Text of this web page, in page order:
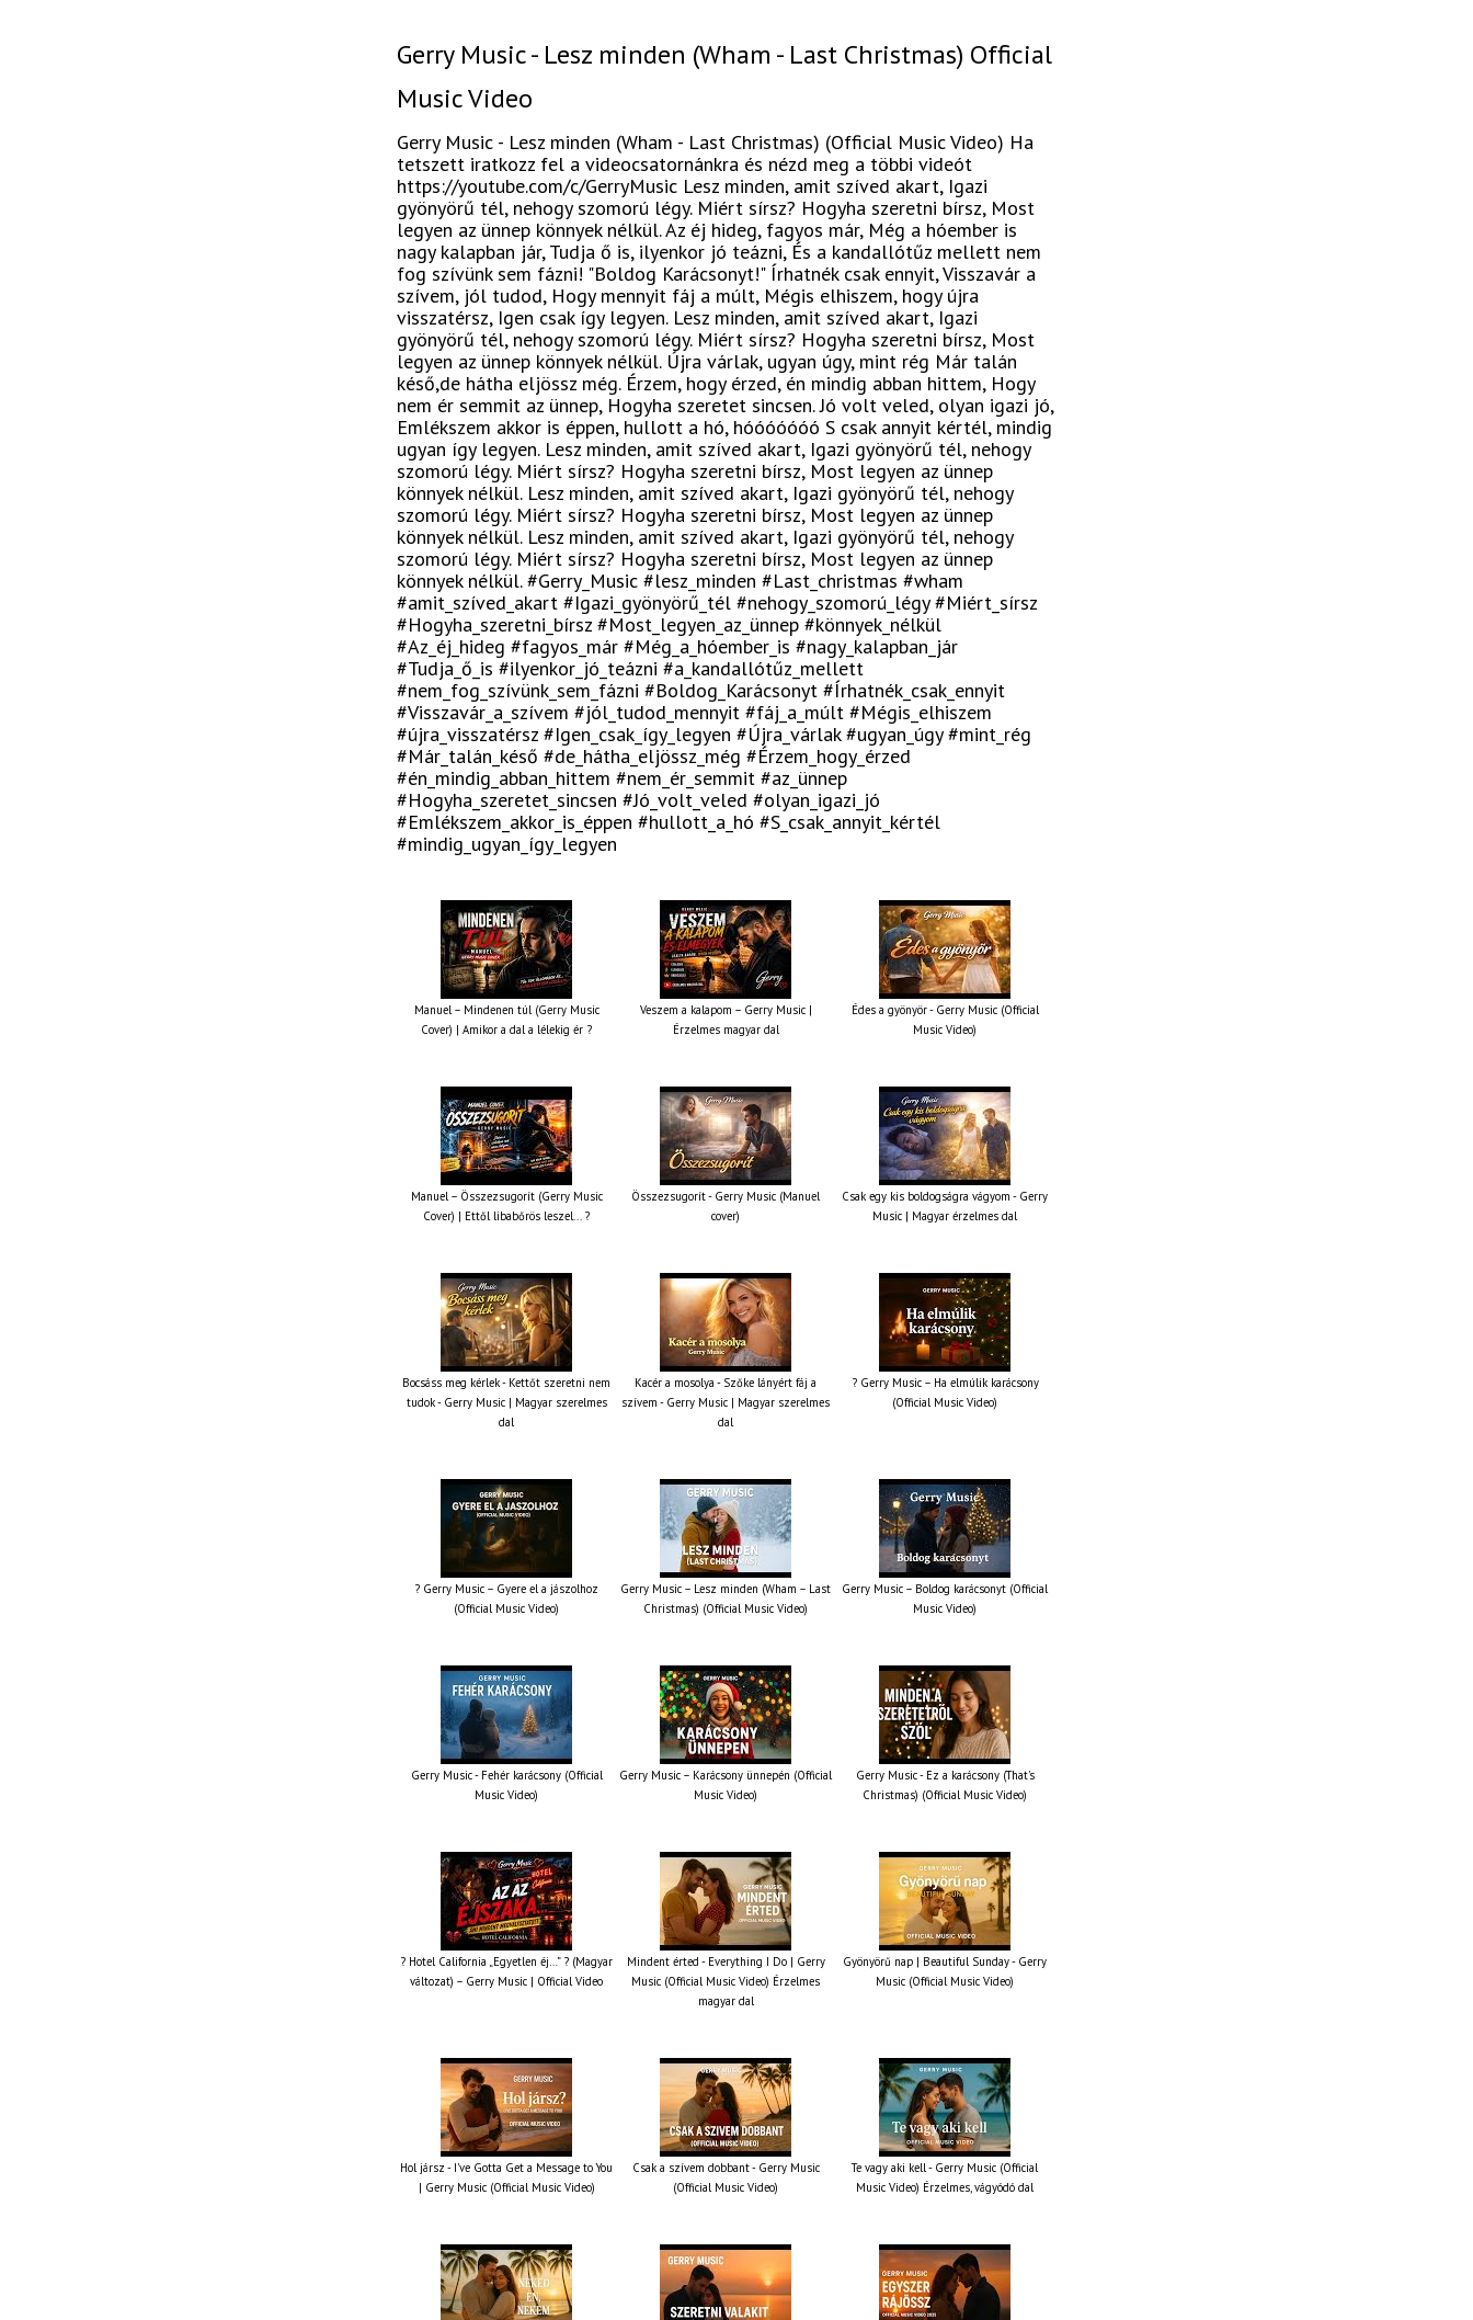
Gerry Music - Lesz minden (Wham - Last Christmas) Official
Music Video
Gerry Music - Lesz minden (Wham - Last Christmas) (Official Music Video) Ha
tetszett iratkozz fel a videocsatornánkra és nézd meg a többi videót
https://youtube.com/c/GerryMusic Lesz minden, amit szíved akart, Igazi
gyönyörű tél, nehogy szomorú légy. Miért sírsz? Hogyha szeretni bírsz, Most
legyen az ünnep könnyek nélkül. Az éj hideg, fagyos már, Még a hóember is
nagy kalapban jár, Tudja ő is, ilyenkor jó teázni, És a kandallótűz mellett nem
fog szívünk sem fázni! "Boldog Karácsonyt!" Írhatnék csak ennyit, Visszavár a
szívem, jól tudod, Hogy mennyit fáj a múlt, Mégis elhiszem, hogy újra
visszatérsz, Igen csak így legyen. Lesz minden, amit szíved akart, Igazi
gyönyörű tél, nehogy szomorú légy. Miért sírsz? Hogyha szeretni bírsz, Most
legyen az ünnep könnyek nélkül. Újra várlak, ugyan úgy, mint rég Már talán
késő,de hátha eljössz még. Érzem, hogy érzed, én mindig abban hittem, Hogy
nem ér semmit az ünnep, Hogyha szeretet sincsen. Jó volt veled, olyan igazi jó,
Emlékszem akkor is éppen, hullott a hó, hóóóóóóó S csak annyit kértél, mindig
ugyan így legyen. Lesz minden, amit szíved akart, Igazi gyönyörű tél, nehogy
szomorú légy. Miért sírsz? Hogyha szeretni bírsz, Most legyen az ünnep
könnyek nélkül. Lesz minden, amit szíved akart, Igazi gyönyörű tél, nehogy
szomorú légy. Miért sírsz? Hogyha szeretni bírsz, Most legyen az ünnep
könnyek nélkül. Lesz minden, amit szíved akart, Igazi gyönyörű tél, nehogy
szomorú légy. Miért sírsz? Hogyha szeretni bírsz, Most legyen az ünnep
könnyek nélkül. #Gerry_Music #lesz_minden #Last_christmas #wham
#amit_szíved_akart #Igazi_gyönyörű_tél #nehogy_szomorú_légy #Miért_sírsz
#Hogyha_szeretni_bírsz #Most_legyen_az_ünnep #könnyek_nélkül
#Az_éj_hideg #fagyos_már #Még_a_hóember_is #nagy_kalapban_jár
#Tudja_ő_is #ilyenkor_jó_teázni #a_kandallótűz_mellett
#nem_fog_szívünk_sem_fázni #Boldog_Karácsonyt #Írhatnék_csak_ennyit
#Visszavár_a_szívem #jól_tudod_mennyit #fáj_a_múlt #Mégis_elhiszem
#újra_visszatérsz #Igen_csak_így_legyen #Újra_várlak #ugyan_úgy #mint_rég
#Már_talán_késő #de_hátha_eljössz_még #Érzem_hogy_érzed
#én_mindig_abban_hittem #nem_ér_semmit #az_ünnep
#Hogyha_szeretet_sincsen #Jó_volt_veled #olyan_igazi_jó
#Emlékszem_akkor_is_éppen #hullott_a_hó #S_csak_annyit_kértél
#mindig_ugyan_így_legyen
Manuel – Mindenen túl (Gerry Music
Cover) | Amikor a dal a lélekig ér ?
Veszem a kalapom – Gerry Music |
Érzelmes magyar dal
Édes a gyönyör - Gerry Music (Official
Music Video)
Manuel – Összezsugorít (Gerry Music
Cover) | Ettől libabőrös leszel... ?
Összezsugorít - Gerry Music (Manuel
cover)
Csak egy kis boldogságra vágyom - Gerry
Music | Magyar érzelmes dal
Bocsáss meg kérlek - Kettőt szeretni nem
tudok - Gerry Music | Magyar szerelmes
dal
Kacér a mosolya - Szőke lányért fáj a
szívem - Gerry Music | Magyar szerelmes
dal
? Gerry Music – Ha elmúlik karácsony
(Official Music Video)
? Gerry Music – Gyere el a jászolhoz
(Official Music Video)
Gerry Music – Lesz minden (Wham – Last
Christmas) (Official Music Video)
Gerry Music – Boldog karácsonyt (Official
Music Video)
Gerry Music - Fehér karácsony (Official
Music Video)
Gerry Music – Karácsony ünnepén (Official
Music Video)
Gerry Music - Ez a karácsony (That's
Christmas) (Official Music Video)
? Hotel California „Egyetlen éj…” ? (Magyar
változat) – Gerry Music | Official Video
Mindent érted - Everything I Do | Gerry
Music (Official Music Video) Érzelmes
magyar dal
Gyönyörű nap | Beautiful Sunday - Gerry
Music (Official Music Video)
Hol jársz - I've Gotta Get a Message to You
| Gerry Music (Official Music Video)
Csak a szívem dobbant - Gerry Music
(Official Music Video)
Te vagy aki kell - Gerry Music (Official
Music Video) Érzelmes, vágyódó dal